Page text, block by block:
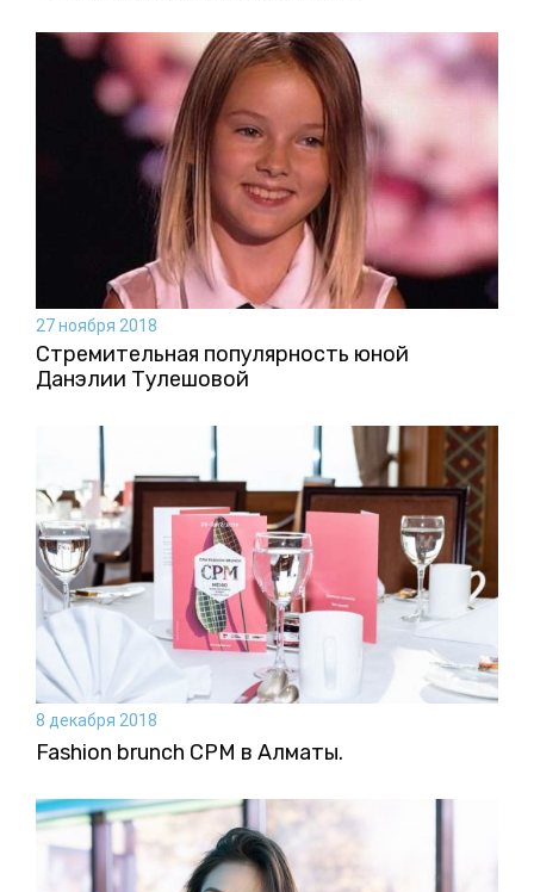
27 ноября 2018
Стремительная популярность юной
Данэлии Тулешовой
8 декабря 2018
Fashion brunch CPM в Алматы.